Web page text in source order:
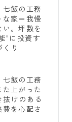
七飯の工務
家＝我慢
。坪数を
"に投資す
り
七飯の工務
上がった
抜けのある
を心配さ